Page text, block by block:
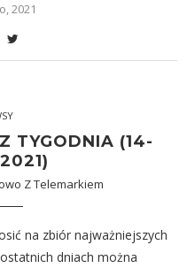
2021
TYGODNIA (14-
Z Telemarkiem
na zbiór najważniejszych
dniach można